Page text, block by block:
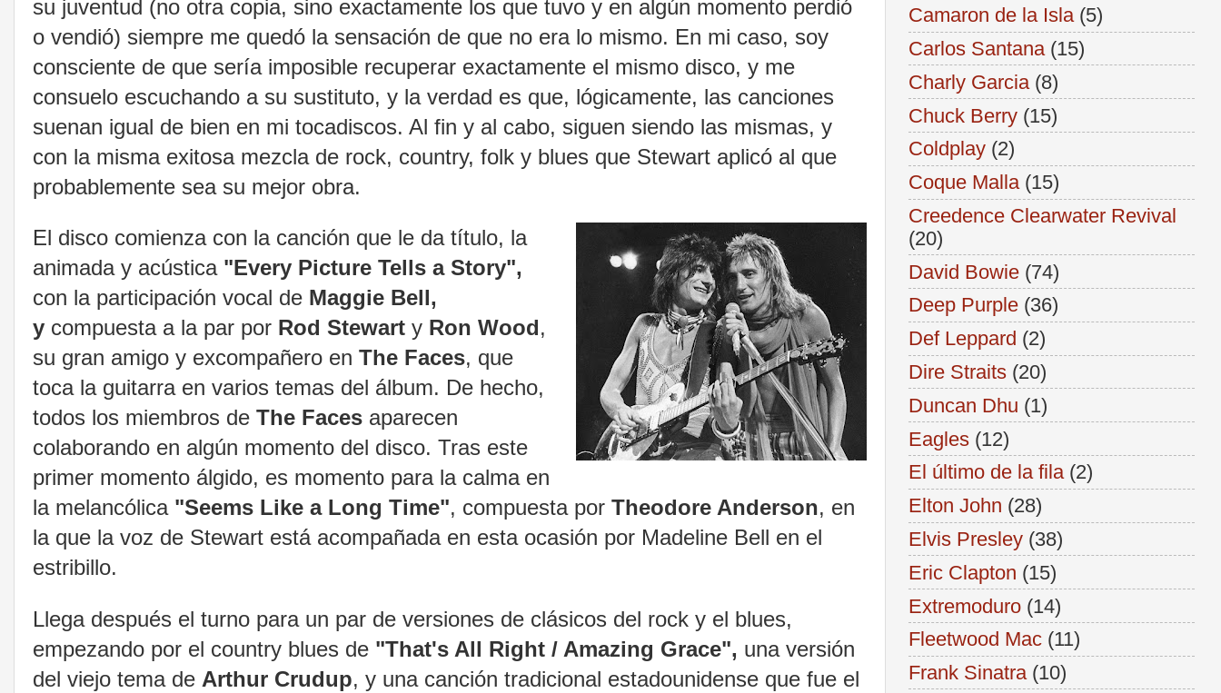
su juventud (no otra copia, sino exactamente los que tuvo y en algún momento perdió
o vendió) siempre me quedó la sensación de que no era lo mismo. En mi caso, soy
consciente de que sería imposible recuperar exactamente el mismo disco, y me
consuelo escuchando a su sustituto, y la verdad es que, lógicamente, las canciones
suenan igual de bien en mi tocadiscos. Al fin y al cabo, siguen siendo las mismas, y
con la misma exitosa mezcla de rock, country, folk y blues que Stewart aplicó al que
probablemente sea su mejor obra.
El disco comienza con la canción que le da título, la
animada y acústica "Every Picture Tells a Story",
con la participación vocal de Maggie Bell,
y compuesta a la par por Rod Stewart y Ron Wood,
su gran amigo y excompañero en The Faces, que
toca la guitarra en varios temas del álbum. De hecho,
todos los miembros de The Faces aparecen
colaborando en algún momento del disco. Tras este
primer momento álgido, es momento para la calma en
la melancólica "Seems Like a Long Time", compuesta por Theodore Anderson, en
la que la voz de Stewart está acompañada en esta ocasión por Madeline Bell en el
estribillo.
Llega después el turno para un par de versiones de clásicos del rock y el blues,
empezando por el country blues de "That's All Right / Amazing Grace", una versión
del viejo tema de Arthur Crudup, y una canción tradicional estadounidense que fue el
Camaron de la Isla (5)
Carlos Santana (15)
Charly Garcia (8)
Chuck Berry (15)
Coldplay (2)
Coque Malla (15)
Creedence Clearwater Revival
(20)
David Bowie (74)
Deep Purple (36)
Def Leppard (2)
Dire Straits (20)
Duncan Dhu (1)
Eagles (12)
El último de la fila (2)
Elton John (28)
Elvis Presley (38)
Eric Clapton (15)
Extremoduro (14)
Fleetwood Mac (11)
Frank Sinatra (10)